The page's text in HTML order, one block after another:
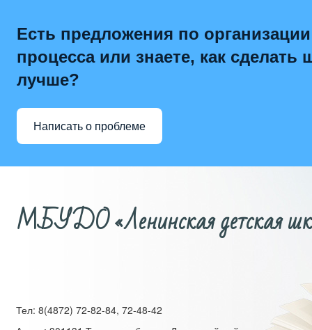
Есть предложения по
процесса или знаете, как сделать
лучше?
Написать о проблеме
МБУДО «Ленинская детская
Тел: 8(4872) 72-82-84, 72-48-42